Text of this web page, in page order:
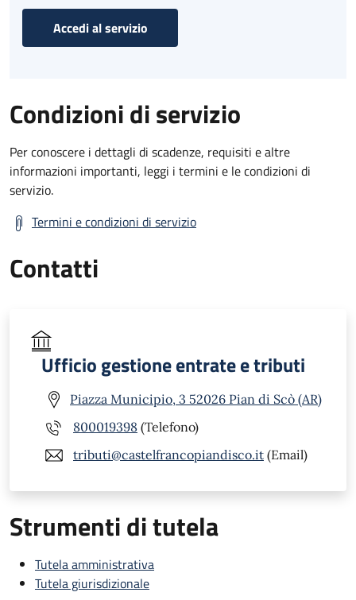
Accedi al servizio
Condizioni di servizio
Per conoscere i dettagli di scadenze, requisiti e altre
informazioni importanti, leggi i termini e le condizioni di
servizio.
Termini e condizioni di servizio
Contatti
Ufficio gestione entrate e tributi
Piazza Municipio, 3 52026 Pian di Scò (AR)
800019398 (Telefono)
tributi@castelfrancopiandisco.it (Email)
Strumenti di tutela
Tutela amministrativa
Tutela giurisdizionale